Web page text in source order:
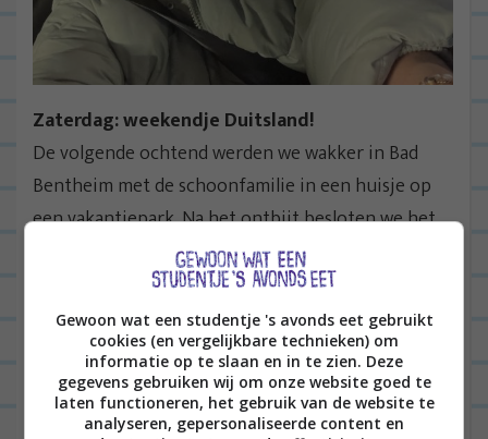
Zaterdag: weekendje Duitsland!
De volgende ochtend werden we wakker in Bad
Bentheim met de schoonfamilie in een huisje op
een vakantiepark. Na het ontbijt besloten we het
stadje even in te gaan – best mooi – en een kasteel
te bezoeken. Daarna viel m’n oog op een
uithangbord met het woord ‘Apfelstrudel’ en kon
ik nog maar aan één ding denken: Warme
vanillesaus en apfelstrudel. Bovendien was het
super mooi weer, dus Jan en ik zijn even lekker met
Gewoon wat een studentje 's avonds eet gebruikt
cookies (en vergelijkbare technieken) om
informatie op te slaan en in te zien. Deze
gegevens gebruiken wij om onze website goed te
laten functioneren, het gebruik van de website te
analyseren, gepersonaliseerde content en